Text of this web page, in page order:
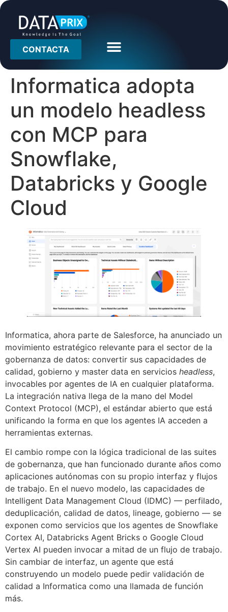
CONTACTA
Informatica adopta
un modelo headless
con MCP para
Snowflake,
Databricks y Google
Cloud
Informatica, ahora parte de Salesforce, ha anunciado un
movimiento estratégico relevante para el sector de la
gobernanza de datos: convertir sus capacidades de
calidad, gobierno y master data en servicios headless,
invocables por agentes de IA en cualquier plataforma.
La integración nativa llega de la mano del Model
Context Protocol (MCP), el estándar abierto que está
unificando la forma en que los agentes IA acceden a
herramientas externas.
El cambio rompe con la lógica tradicional de las suites
de gobernanza, que han funcionado durante años como
aplicaciones autónomas con su propio interfaz y flujos
de trabajo. En el nuevo modelo, las capacidades de
Intelligent Data Management Cloud (IDMC) — perfilado,
deduplicación, calidad de datos, lineage, gobierno — se
exponen como servicios que los agentes de Snowflake
Cortex AI, Databricks Agent Bricks o Google Cloud
Vertex AI pueden invocar a mitad de un flujo de trabajo.
Sin cambiar de interfaz, un agente que está
construyendo un modelo puede pedir validación de
calidad a Informatica como una llamada de función
más.